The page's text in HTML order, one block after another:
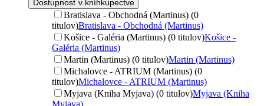
Dostupnosť v kníhkupectve
Bratislava - Obchodná (Martinus) (0
titulov)Bratislava - Obchodná (Martinus)
Košice - Galéria (Martinus) (0 titulov)Košice -
Galéria (Martinus)
Martin (Martinus) (0 titulov)Martin (Martinus)
Michalovce - ATRIUM (Martinus) (0
titulov)Michalovce - ATRIUM (Martinus)
Myjava (Kniha Myjava) (0 titulov)Myjava (Kniha
Myjava)